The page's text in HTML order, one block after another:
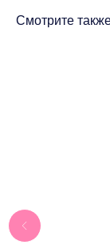
Смотрите